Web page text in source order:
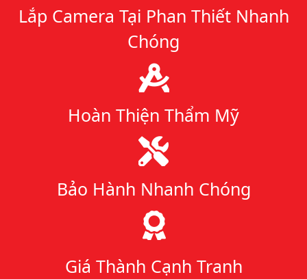
Lắp Camera Tại Phan Thiết Nhanh
Chóng
Hoàn Thiện Thẩm Mỹ
Bảo Hành Nhanh Chóng
Giá Thành Cạnh Tranh